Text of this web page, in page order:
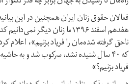
فعالان حقوق زنان ایران همچنین در این
هفدهم اسفند ۱۳۹۶ما زنان دیگر
ناحق گرفته شده‌مان را فریاد بزنیم»،‌ اعلام
که ۴۰ سال شنیده نشد، سرکوب شد و به
فریاد بزنیم؟»